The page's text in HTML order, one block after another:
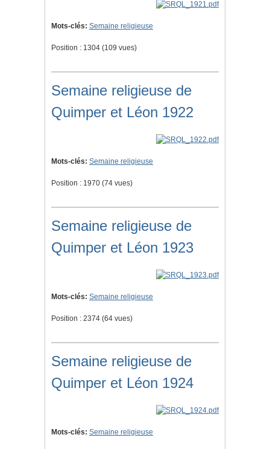
Mots-clés: Semaine religieuse
Position : 1304 (109 vues)
Semaine religieuse de
Quimper et Léon 1922
Mots-clés: Semaine religieuse
Position : 1970 (74 vues)
Semaine religieuse de
Quimper et Léon 1923
Mots-clés: Semaine religieuse
Position : 2374 (64 vues)
Semaine religieuse de
Quimper et Léon 1924
Mots-clés: Semaine religieuse